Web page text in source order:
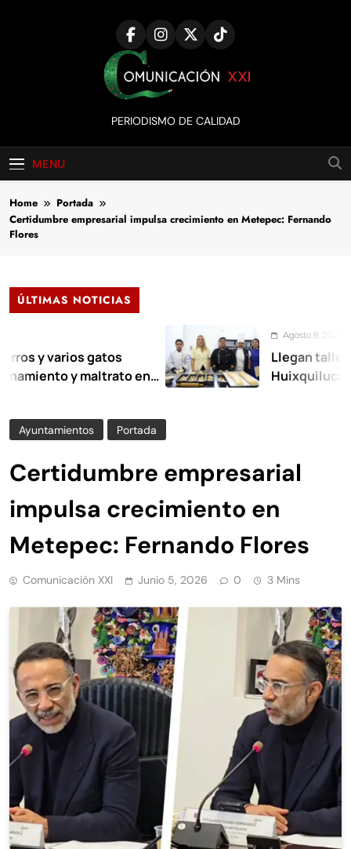
Comunicación
XXI
PERIODISMO DE CALIDAD
MENU
Home
Portada
Certidumbre empresarial impulsa crecimiento en Metepec: Fernando
Flores
ÚLTIMAS NOTICIAS
varios gatos
y maltrato en
Agosto 8, 2026
Llegan talleres de
Huixquilucan
Ayuntamientos Portada
Certidumbre empresarial
impulsa crecimiento en
Metepec: Fernando Flores
Comunicación XXI Junio 5, 2026 0 3 Mins